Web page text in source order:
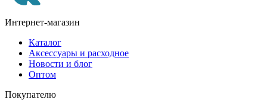
Интернет-магазин
Каталог
Аксессуары и расходное
Новости и блог
Оптом
Покупателю